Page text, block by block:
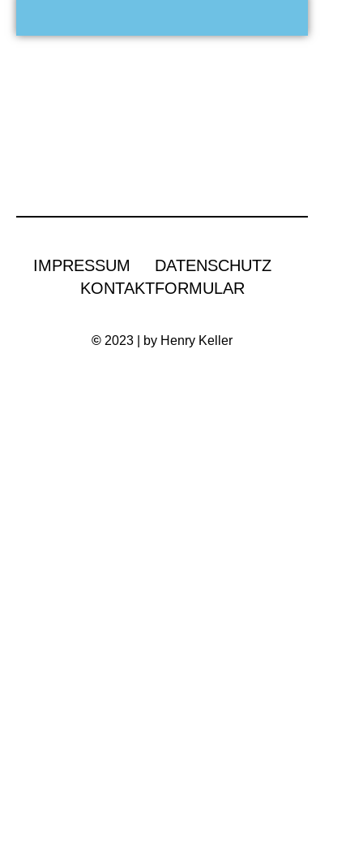
IMPRESSUM
DATENSCHUTZ
KONTAKTFORMULAR
© 2023 | by Henry Keller